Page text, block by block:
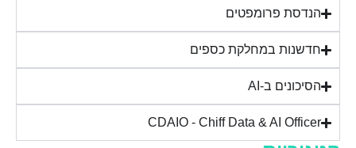
הנדסת פרומפטים
חדשנות במחלקת כספים
הסיכונים ב-AI
CDAIO - Chiff Data & AI Officer